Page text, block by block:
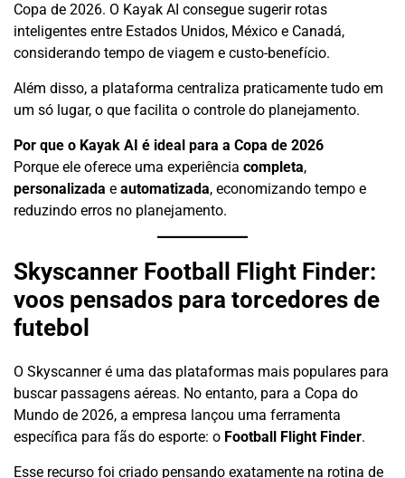
Copa de 2026. O Kayak AI consegue sugerir rotas
inteligentes entre Estados Unidos, México e Canadá,
considerando tempo de viagem e custo-benefício.
Além disso, a plataforma centraliza praticamente tudo em
um só lugar, o que facilita o controle do planejamento.
Por que o Kayak AI é ideal para a Copa de 2026
Porque ele oferece uma experiência completa,
personalizada e automatizada, economizando tempo e
reduzindo erros no planejamento.
Skyscanner Football Flight Finder:
voos pensados para torcedores de
futebol
O Skyscanner é uma das plataformas mais populares para
buscar passagens aéreas. No entanto, para a Copa do
Mundo de 2026, a empresa lançou uma ferramenta
específica para fãs do esporte: o Football Flight Finder.
Esse recurso foi criado pensando exatamente na rotina de